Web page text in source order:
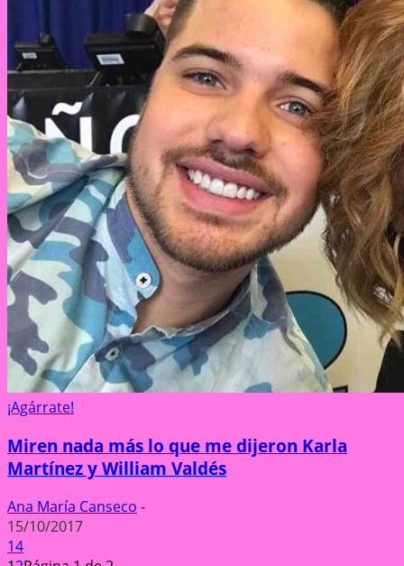
¡Agárrate!
Miren nada más lo que me dijeron Karla
Martínez y William Valdés
Ana María Canseco -
15/10/2017
14